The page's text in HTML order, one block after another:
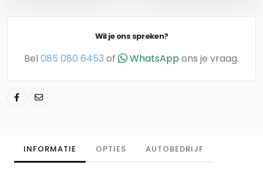
Wil je ons spreken?
Bel 085 080 6453 of WhatsAppons je vraag.
INFORMATIE OPTIES AUTOBEDRIJF